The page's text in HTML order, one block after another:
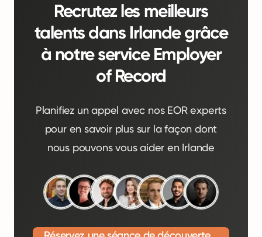
Recrutez les meilleurs
talents dans Irlande grâce
à notre service Employer
of Record
Planifiez un appel avec nos EOR experts
pour en savoir plus sur la façon dont
nous pouvons vous aider en Irlande